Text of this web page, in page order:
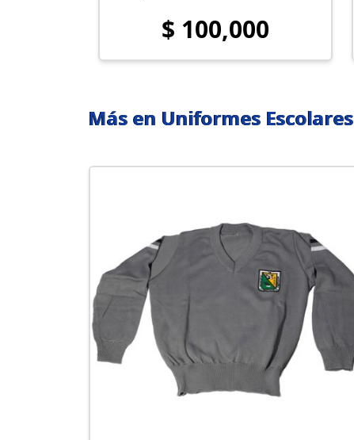
$ 100,000
Más en Uniformes Escolares